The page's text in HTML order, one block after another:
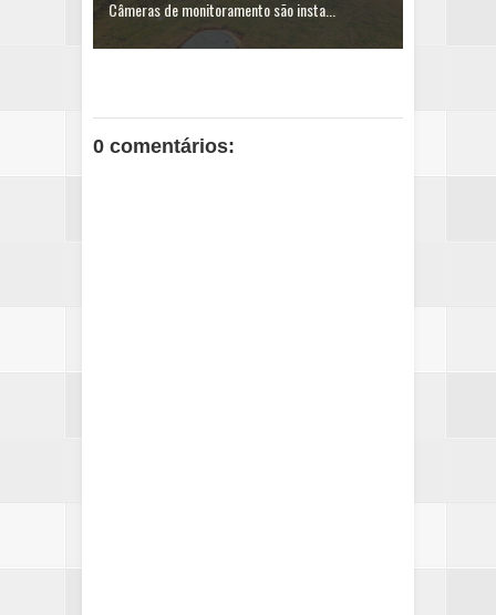
Câmeras de monitoramento são insta...
0 comentários: